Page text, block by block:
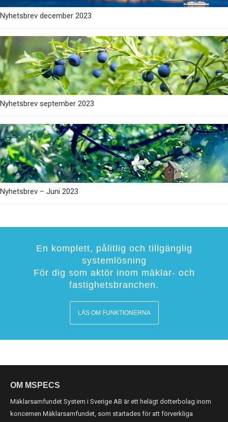
Nyhetsbrev december 2023
Nyhetsbrev september 2023
Nyhetsbrev – Juni 2023
En komplett, pålitlig och tillgänglig
systemlösning
För dig som aktör inom mäklar- och
fastighetsbranchen.
LÄS OM FUNKTIONERNA
OM MSPECS
Mäklarsamfundet System i Sverige AB är ett helägt dotterbolag inom
koncernen Mäklarsamfundet, som startades för att förverkliga